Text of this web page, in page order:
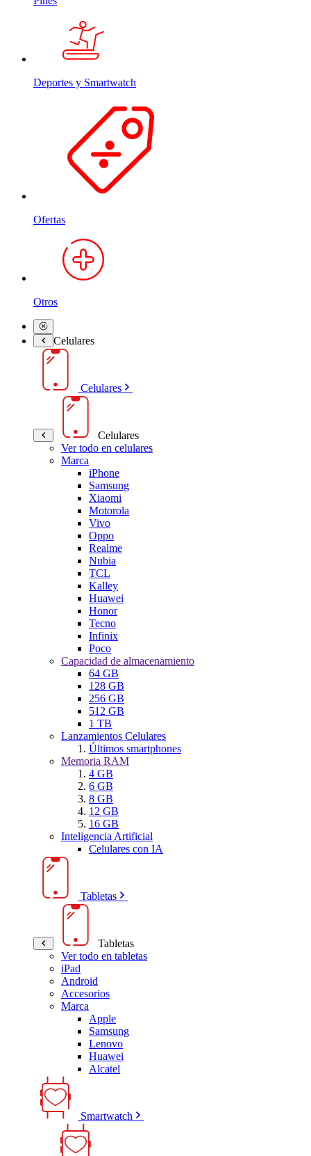
Deportes y Smartwatch
Ofertas
Otros
Celulares
Celulares
Celulares
Ver todo en celulares
Marca
iPhone
Samsung
Xiaomi
Motorola
Vivo
Oppo
Realme
Nubia
TCL
Kalley
Huawei
Honor
Tecno
Infinix
Poco
Capacidad de almacenamiento
64 GB
128 GB
256 GB
512 GB
1 TB
Lanzamientos Celulares
Últimos smartphones
Memoria RAM
4 GB
6 GB
8 GB
12 GB
16 GB
Inteligencia Artificial
Celulares con IA
Tabletas
Tabletas
Ver todo en tabletas
iPad
Android
Accesorios
Marca
Apple
Samsung
Lenovo
Huawei
Alcatel
Smartwatch